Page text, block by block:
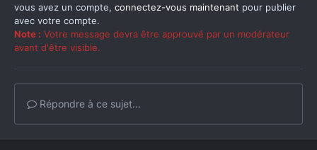
vous avez un compte, connectez-vous maintenant pour publier
avec votre compte.
Note : Votre message devra être approuvé par un modérateur
avant d'être visible.
Répondre à ce sujet...